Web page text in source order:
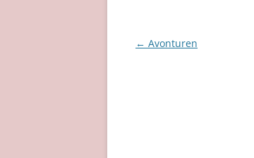
Berichtnavigatie
← Avonturen